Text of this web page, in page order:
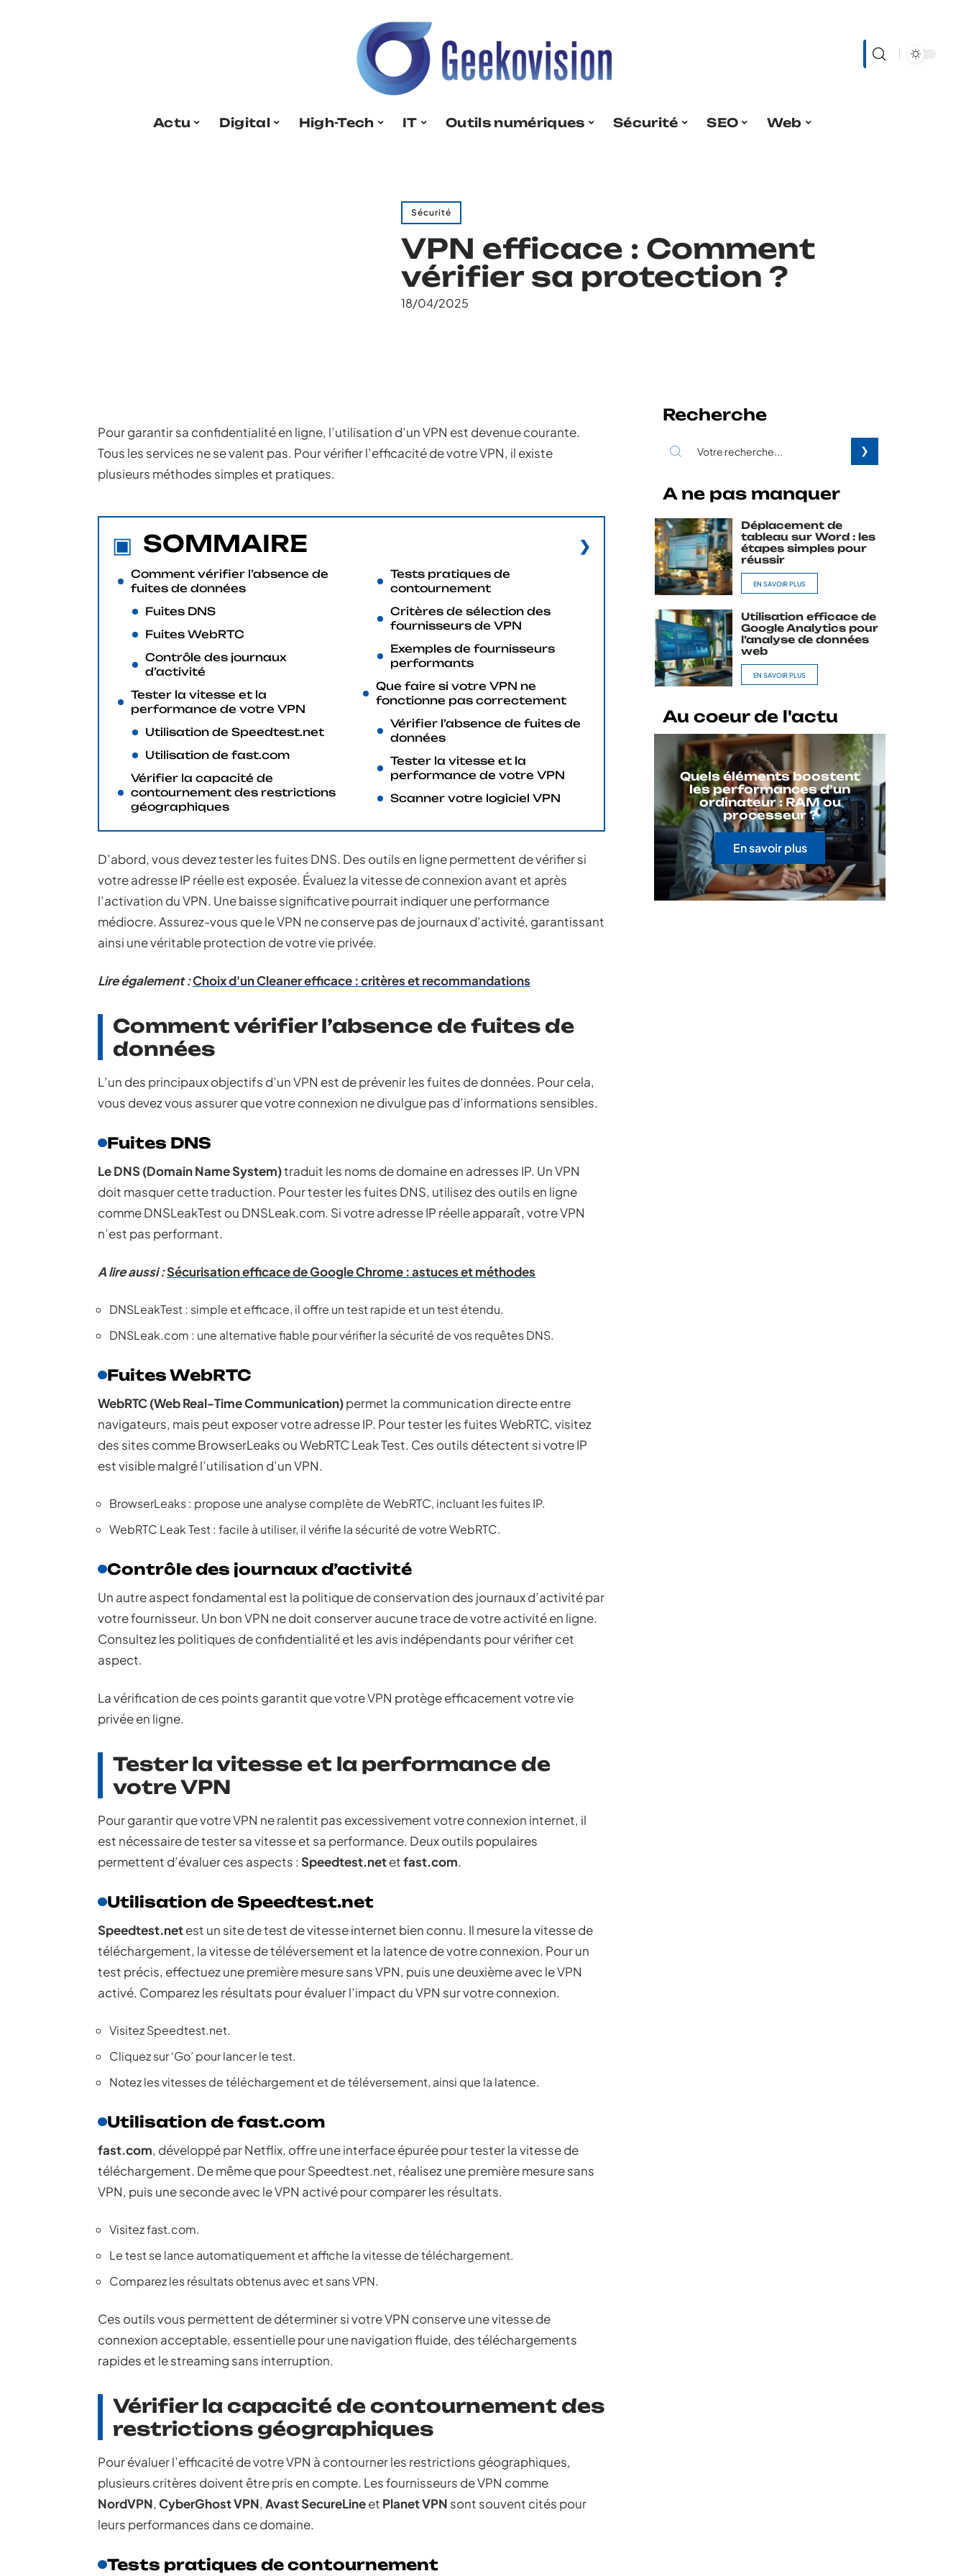
Actu Digital High-Tech IT Outils numériques Sécurité SEO Web
Sécurité
VPN efficace : Comment
vérifier sa protection ?
18/04/2025
Pour garantir sa confidentialité en ligne, l’utilisation d’un VPN est devenue courante.
Tous les services ne se valent pas. Pour vérifier l’efficacité de votre VPN, il existe
plusieurs méthodes simples et pratiques.
SOMMAIRE
Comment vérifier l’absence de
fuites de données
Fuites DNS
Fuites WebRTC
Contrôle des journaux
d’activité
Tester la vitesse et la
performance de votre VPN
Utilisation de Speedtest.net
Utilisation de fast.com
Vérifier la capacité de
contournement des restrictions
géographiques
Tests pratiques de
contournement
Critères de sélection des
fournisseurs de VPN
Exemples de fournisseurs
performants
Que faire si votre VPN ne
fonctionne pas correctement
Vérifier l’absence de fuites de
données
Tester la vitesse et la
performance de votre VPN
Scanner votre logiciel VPN
D’abord, vous devez tester les fuites DNS. Des outils en ligne permettent de vérifier si
votre adresse IP réelle est exposée. Évaluez la vitesse de connexion avant et après
l’activation du VPN. Une baisse significative pourrait indiquer une performance
médiocre. Assurez-vous que le VPN ne conserve pas de journaux d’activité, garantissant
ainsi une véritable protection de votre vie privée.
Lire également :Choix d'un Cleaner efficace : critères et recommandations
Comment vérifier l’absence de fuites de
données
L’un des principaux objectifs d’un VPN est de prévenir les fuites de données. Pour cela,
vous devez vous assurer que votre connexion ne divulgue pas d’informations sensibles.
Fuites DNS
Le DNS (Domain Name System)traduit les noms de domaine en adresses IP. Un VPN
doit masquer cette traduction. Pour tester les fuites DNS, utilisez des outils en ligne
comme DNSLeakTest ou DNSLeak.com. Si votre adresse IP réelle apparaît, votre VPN
n’est pas performant.
A lire aussi :Sécurisation efficace de Google Chrome : astuces et méthodes
DNSLeakTest : simple et efficace, il offre un test rapide et un test étendu.
DNSLeak.com : une alternative fiable pour vérifier la sécurité de vos requêtes DNS.
Fuites WebRTC
WebRTC (Web Real-Time Communication)permet la communication directe entre
navigateurs, mais peut exposer votre adresse IP. Pour tester les fuites WebRTC, visitez
des sites comme BrowserLeaks ou WebRTC Leak Test. Ces outils détectent si votre IP
est visible malgré l’utilisation d’un VPN.
BrowserLeaks : propose une analyse complète de WebRTC, incluant les fuites IP.
WebRTC Leak Test : facile à utiliser, il vérifie la sécurité de votre WebRTC.
Contrôle des journaux d’activité
Un autre aspect fondamental est la politique de conservation des journaux d’activité par
votre fournisseur. Un bon VPN ne doit conserver aucune trace de votre activité en ligne.
Consultez les politiques de confidentialité et les avis indépendants pour vérifier cet
aspect.
La vérification de ces points garantit que votre VPN protège efficacement votre vie
privée en ligne.
Tester la vitesse et la performance de
votre VPN
Pour garantir que votre VPN ne ralentit pas excessivement votre connexion internet, il
est nécessaire de tester sa vitesse et sa performance. Deux outils populaires
permettent d’évaluer ces aspects : Speedtest.netetfast.com.
Utilisation de Speedtest.net
Speedtest.netest un site de test de vitesse internet bien connu. Il mesure la vitesse de
téléchargement, la vitesse de téléversement et la latence de votre connexion. Pour un
test précis, effectuez une première mesure sans VPN, puis une deuxième avec le VPN
activé. Comparez les résultats pour évaluer l’impact du VPN sur votre connexion.
Visitez Speedtest.net.
Cliquez sur ‘Go’ pour lancer le test.
Notez les vitesses de téléchargement et de téléversement, ainsi que la latence.
Utilisation de fast.com
fast.com, développé par Netflix, offre une interface épurée pour tester la vitesse de
téléchargement. De même que pour Speedtest.net, réalisez une première mesure sans
VPN, puis une seconde avec le VPN activé pour comparer les résultats.
Visitez fast.com.
Le test se lance automatiquement et affiche la vitesse de téléchargement.
Comparez les résultats obtenus avec et sans VPN.
Ces outils vous permettent de déterminer si votre VPN conserve une vitesse de
connexion acceptable, essentielle pour une navigation fluide, des téléchargements
rapides et le streaming sans interruption.
Vérifier la capacité de contournement des
restrictions géographiques
Pour évaluer l’efficacité de votre VPN à contourner les restrictions géographiques,
plusieurs critères doivent être pris en compte. Les fournisseurs de VPN comme
NordVPN, CyberGhost VPN, Avast SecureLineet Planet VPN sont souvent cités pour
leurs performances dans ce domaine.
Tests pratiques de contournement
Recherche
A ne pas manquer
Déplacement de
tableau sur Word : les
étapes simples pour
réussir
EN SAVOIR PLUS
Utilisation efficace de
Google Analytics pour
l’analyse de données
web
EN SAVOIR PLUS
Au coeur de l'actu
Quels éléments boostent
les performances d’un
ordinateur : RAM ou
processeur ?
En savoir plus